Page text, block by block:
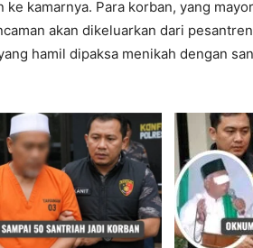
ke kamarnya. Para korban, yang
akan dikeluarkan dari
hamil dipaksa menikah dengan